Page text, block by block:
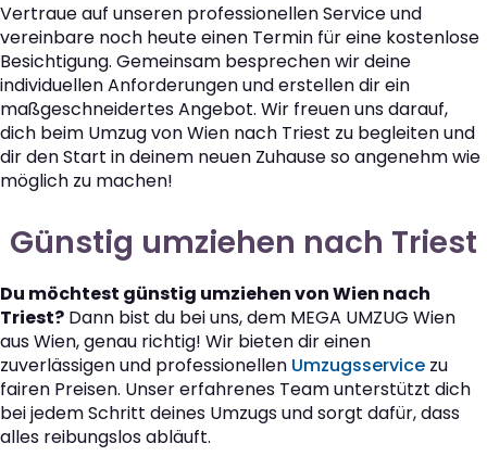
Vertraue auf unseren professionellen Service und
vereinbare noch heute einen Termin für eine kostenlose
Besichtigung. Gemeinsam besprechen wir deine
individuellen Anforderungen und erstellen dir ein
maßgeschneidertes Angebot. Wir freuen uns darauf,
dich beim Umzug von Wien nach Triest zu begleiten und
dir den Start in deinem neuen Zuhause so angenehm wie
möglich zu machen!
Günstig umziehen nach Triest
Du möchtest günstig umziehen von Wien nach
Triest? Dann bist du bei uns, dem MEGA UMZUG Wien
aus Wien, genau richtig! Wir bieten dir einen
zuverlässigen und professionellen Umzugsservice zu
fairen Preisen. Unser erfahrenes Team unterstützt dich
bei jedem Schritt deines Umzugs und sorgt dafür, dass
alles reibungslos abläuft.